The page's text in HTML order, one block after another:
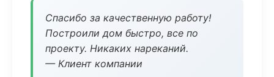
Спасибо за качественную работу!
Построили дом быстро, все по
проекту. Никаких нареканий.
— Клиент компании